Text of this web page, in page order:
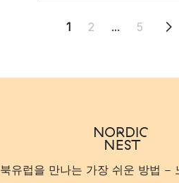
1 2 ... 5
북유럽을 만나는 가장 쉬운 방법 -